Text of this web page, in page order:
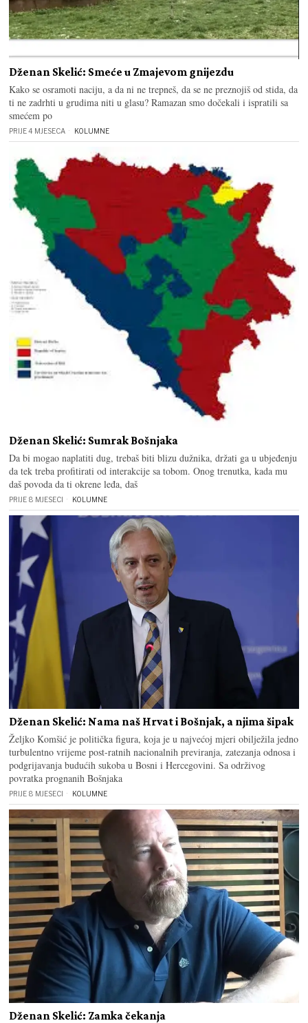
Dženan Skelić: Smeće u Zmajevom gnijezdu
Kako se osramoti naciju, a da ni ne trepneš, da se ne preznojiš od stida, da
ti ne zadrhti u grudima niti u glasu? Ramazan smo dočekali i ispratili sa
smećem po
PRIJE 4 MJESECA KOLUMNE
Dženan Skelić: Sumrak Bošnjaka
Da bi mogao naplatiti dug, trebaš biti blizu dužnika, držati ga u ubjeđenju
da tek treba profitirati od interakcije sa tobom. Onog trenutka, kada mu
daš povoda da ti okrene leđa, daš
PRIJE 8 MJESECI KOLUMNE
Dženan Skelić: Nama naš Hrvat i Bošnjak, a njima šipak
Željko Komšić je politička figura, koja je u najvećoj mjeri obilježila jedno
turbulentno vrijeme post-ratnih nacionalnih previranja, zatezanja odnosa i
podgrijavanja budućih sukoba u Bosni i Hercegovini. Sa održivog
povratka prognanih Bošnjaka
PRIJE 8 MJESECI KOLUMNE
Dženan Skelić: Zamka čekanja